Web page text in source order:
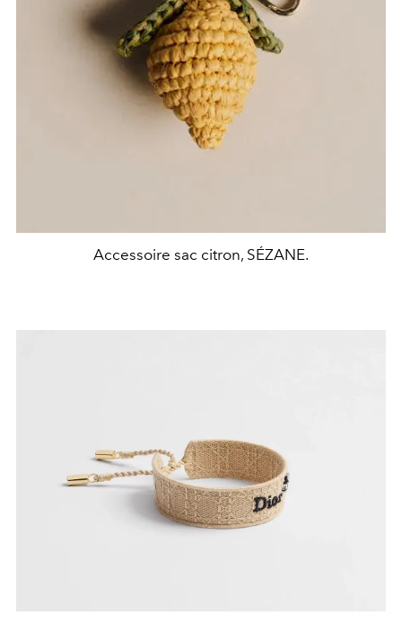
Accessoire sac citron, SÉZANE.